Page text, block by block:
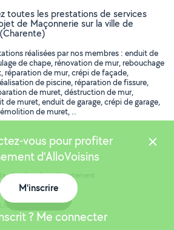
toutes les prestations de services
de Maçonnerie sur la ville de
réalisées par nos membres : enduit de
de chape, rénovation de mur, rebouchage
réparation de mur, crépi de façade,
de piscine, réparation de fissure,
de muret, déstruction de mur,
de muret, enduit de garage, crépi de garage,
de muret, ..
dans le même département
vous pour profiter
d'AlloVoisins
M'inscrire
? Me connecter